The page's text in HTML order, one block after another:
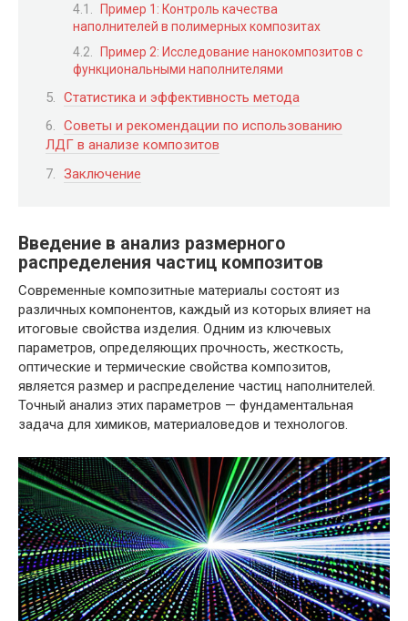
Пример 1: Контроль качества
наполнителей в полимерных композитах
Пример 2: Исследование нанокомпозитов с
функциональными наполнителями
Статистика и эффективность метода
Советы и рекомендации по использованию
ЛДГ в анализе композитов
Заключение
Введение в анализ размерного
распределения частиц композитов
Современные композитные материалы состоят из
различных компонентов, каждый из которых влияет на
итоговые свойства изделия. Одним из ключевых
параметров, определяющих прочность, жесткость,
оптические и термические свойства композитов,
является размер и распределение частиц наполнителей.
Точный анализ этих параметров — фундаментальная
задача для химиков, материаловедов и технологов.